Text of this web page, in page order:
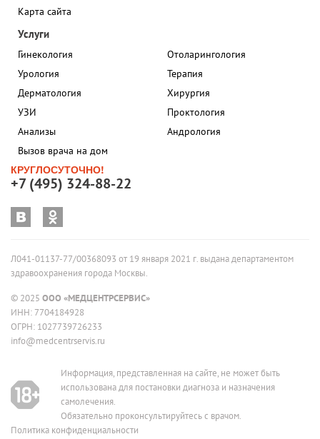
Карта сайта
Услуги
Гинекология
Урология
Дерматология
УЗИ
Анализы
Вызов врача на дом
Отоларингология
Терапия
Хирургия
Проктология
Андрология
КРУГЛОСУТОЧНО!
+7 (495) 324-88-22
Л041-01137-77/00368093 от 19 января 2021 г. выдана департаментом
здравоохранения города Москвы.
© 2025 ООО «МЕДЦЕНТРСЕРВИС»
ИНН: 7704184928
ОГРН: 1027739726233
info@medcentrservis.ru
Информация, представленная на сайте, не может быть
использована для постановки диагноза и назначения
самолечения.
Обязательно проконсультируйтесь с врачом.
Политика конфиденциальности